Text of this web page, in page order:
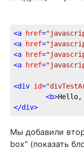
<a href=
<a href=
<a href=
<a href=
<div id=
<b>Hello,
</div>
Мы добавили
box" (показать